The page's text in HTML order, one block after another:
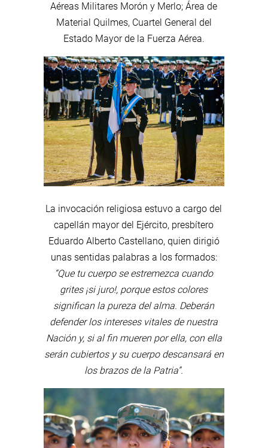
Aéreas Militares Morón y Merlo; Área de
Material Quilmes, Cuartel General del
Estado Mayor de la Fuerza Aérea.
La invocación religiosa estuvo a cargo del
capellán mayor del Ejército, presbítero
Eduardo Alberto Castellano, quien dirigió
unas sentidas palabras a los formados:
“Que tu cuerpo se estremezca cuando
grites ¡si juro!, porque estos colores
significan la pureza del alma. Deberán
defender los intereses vitales de nuestra
Nación y, si al fin mueren por ella, con ella
serán cubiertos y su cuerpo descansará en
los brazos de la Patria”.